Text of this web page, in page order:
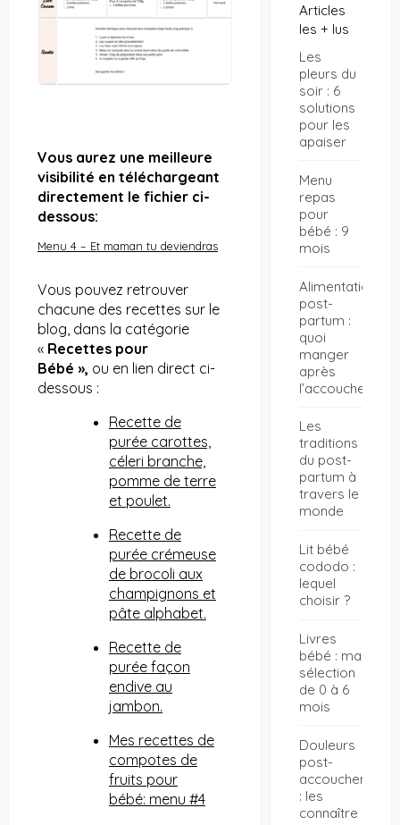
Vous aurez une meilleure
visibilité en téléchargeant
directement le fichier ci-
dessous:
Menu 4 – Et maman tu deviendras
Vous pouvez retrouver
chacune des recettes sur le
blog, dans la catégorie
« Recettes pour
Bébé », ou en lien direct ci-
dessous :
Recette de
purée carottes,
céleri branche,
pomme de terre
et poulet.
Recette de
purée crémeuse
de brocoli aux
champignons et
pâte alphabet.
Recette de
purée façon
endive au
jambon.
Mes recettes de
compotes de
fruits pour
bébé: menu #4
Articles
les + lus
Les
pleurs du
soir : 6
solutions
pour les
apaiser
Menu
repas
pour
bébé : 9
mois
Alimentation
post-
partum :
quoi
manger
après
Les
traditions
du post-
partum à
travers le
monde
Lit bébé
cododo :
lequel
choisir ?
Livres
bébé : ma
sélection
de 0 à 6
mois
Douleurs
post-
accouchement
: les
connaître